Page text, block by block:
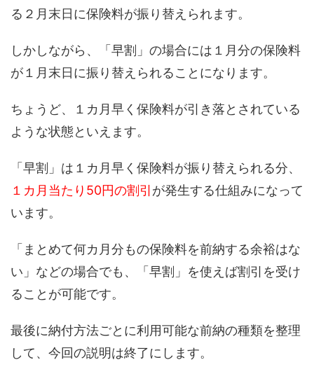
る２月末日に保険料が振り替えられます。
しかしながら 、 「 早割 」 の場合には １月分の保険料
が１月末日に振り替えられることになります。
ちょうど、
１カ月早く保険料が引き落とされている
ような状態といえます。
「早割」は １カ月早く保険料が振り替えられる分、
１カ月 当たり 50円の割引 が発生する仕組みになって
います。
「 まとめて何カ月分もの保険料を前納する余裕はな
い 」 などの場合でも、「早割」を使えば割引を受け
ることが可能です。
最後に納付方法ごとに利用可能な前納の種類を整理
して、 今回の説明は終了にします。